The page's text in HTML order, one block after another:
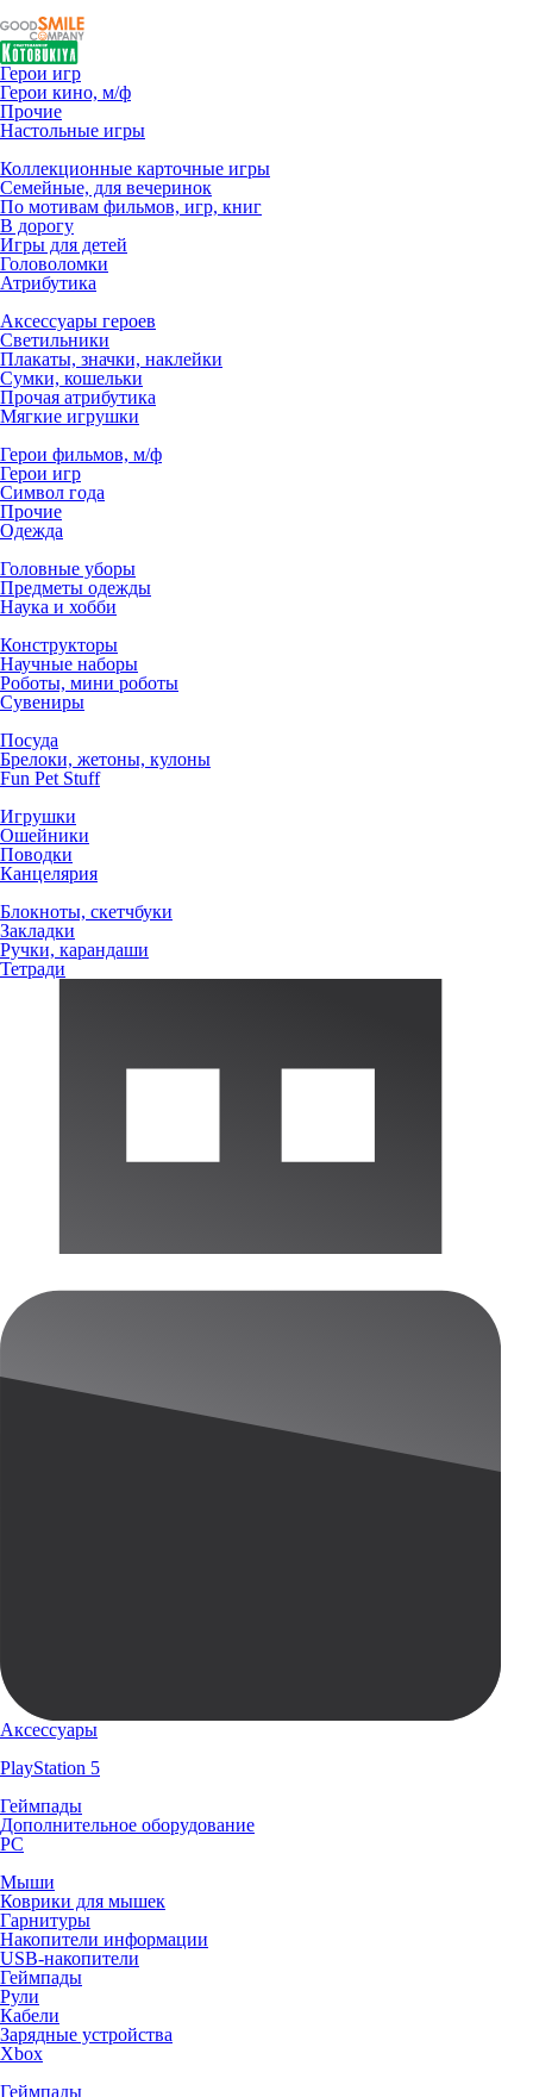
Герои игр
Герои кино, м/ф
Прочие
Настольные игры
Коллекционные карточные игры
Семейные, для вечеринок
По мотивам фильмов, игр, книг
В дорогу
Игры для детей
Головоломки
Атрибутика
Аксессуары героев
Светильники
Плакаты, значки, наклейки
Сумки, кошельки
Прочая атрибутика
Мягкие игрушки
Герои фильмов, м/ф
Герои игр
Символ года
Прочие
Одежда
Головные уборы
Предметы одежды
Наука и хобби
Конструкторы
Научные наборы
Роботы, мини роботы
Сувениры
Посуда
Брелоки, жетоны, кулоны
Fun Pet Stuff
Игрушки
Ошейники
Поводки
Канцелярия
Блокноты, скетчбуки
Закладки
Ручки, карандаши
Тетради
Аксессуары
PlayStation 5
Геймпады
Дополнительное оборудование
PC
Мыши
Коврики для мышек
Гарнитуры
Накопители информации
USB-накопители
Геймпады
Рули
Кабели
Зарядные устройства
Xbox
Геймпады